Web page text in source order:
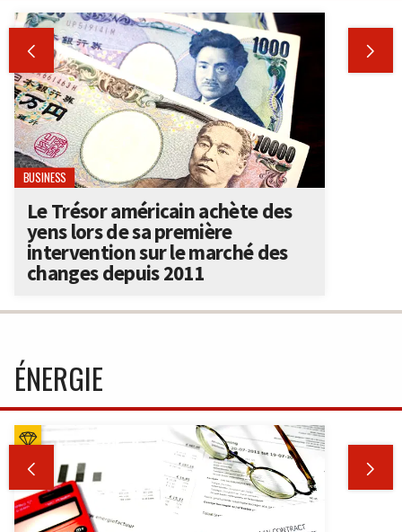
 
BUSINESS
Le Trésor américain achète des
yens lors de sa première
intervention sur le marché des
changes depuis 2011
ÉNERGIE
 